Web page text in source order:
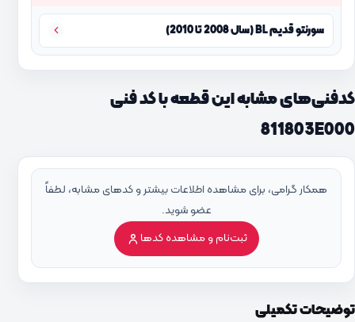
سورنتو قدیم BL (سال 2008 تا 2010)
کدفنی‌های مشابه این قطعه با کد فنی
811803E000
همکار گرامی، برای مشاهده اطلاعات بیشتر و کدهای مشابه، لطفاً
عضو شوید.
ثبت‌نام و مشاهده کدها
توضیحات تکمیلی